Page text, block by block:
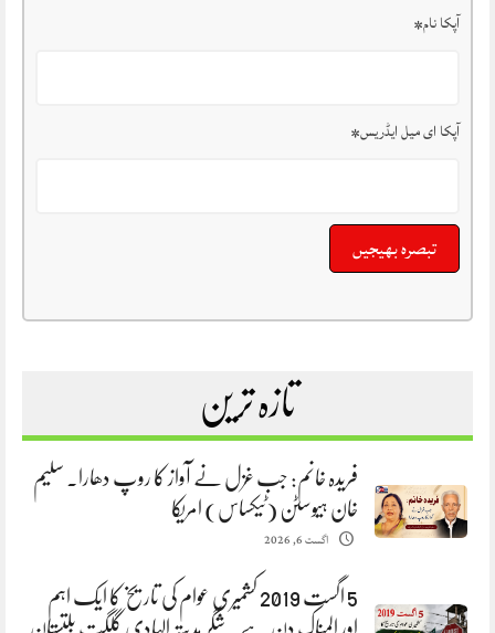
آپکا نام*
آپکا ای میل ایڈریس*
تازہ ترین
فریدہ خانم: جب غزل نے آواز کا روپ دھارا. سلیم
خان ہیوسٹن (ٹیکساس) امریکا
اگست 6, 2026
5 اگست 2019 کشمیری عوام کی تاریخ کا ایک اہم
اور المناک دن ہے. شگر ہدیتہ الہادی گلگت بلتستان